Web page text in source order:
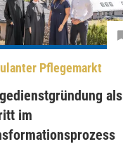
Pflegemarkt
als
im